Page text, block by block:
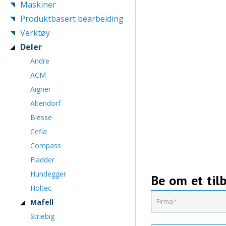
Maskiner
Produktbasert bearbeiding
Verktøy
Deler
Andre
ACM
Aigner
Altendorf
Biesse
Cefla
Compass
Fladder
Hundegger
Holtec
Mafell
Striebig
Be om et